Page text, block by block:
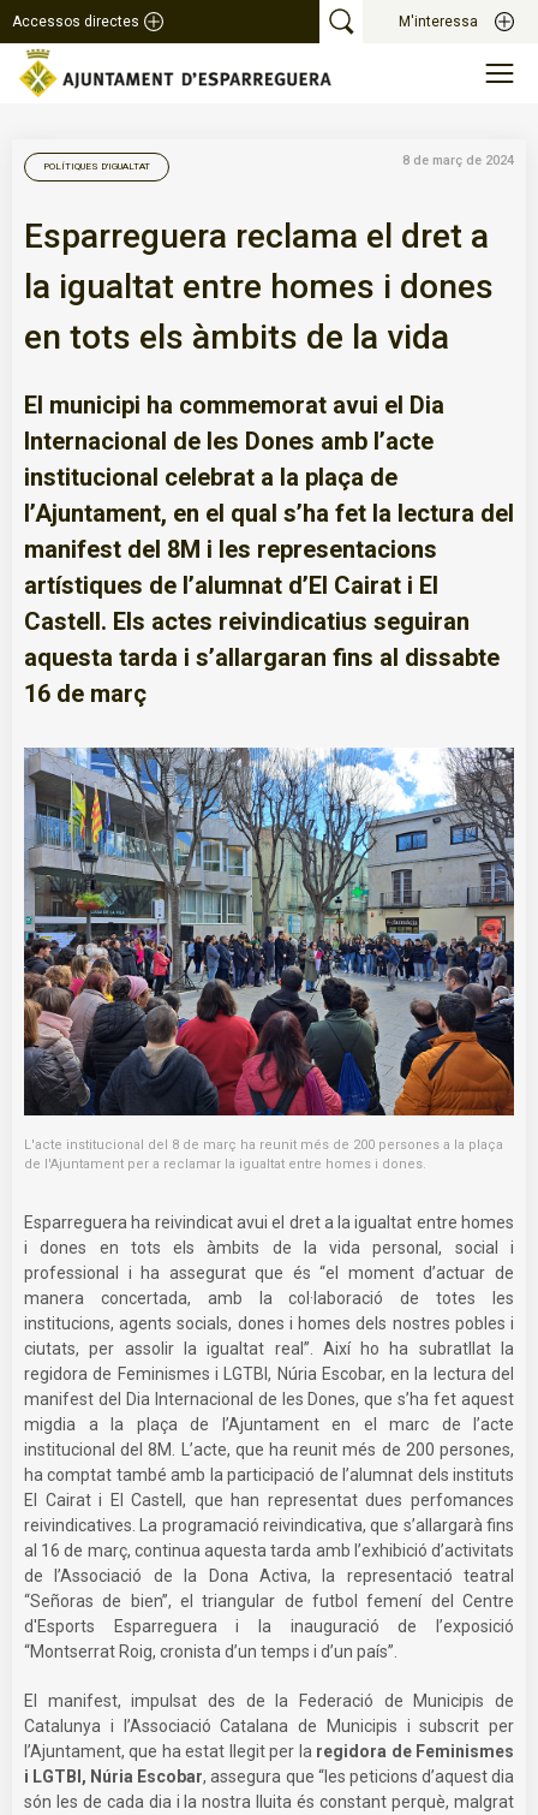
Accessos directes M'interessa
POLÍTIQUES D'IGUALTAT 8 de març de 2024
Esparreguera reclama el dret a
la igualtat entre homes i dones
en tots els àmbits de la vida
El municipi ha commemorat avui el Dia
Internacional de les Dones amb l’acte
institucional celebrat a la plaça de
l’Ajuntament, en el qual s’ha fet la lectura del
manifest del 8M i les representacions
artístiques de l’alumnat d’El Cairat i El
Castell. Els actes reivindicatius seguiran
aquesta tarda i s’allargaran fins al dissabte
16 de març
L'acte institucional del 8 de març ha reunit més de 200 persones a la plaça
de l'Ajuntament per a reclamar la igualtat entre homes i dones.
Esparreguera ha reivindicat avui el dret a la igualtat entre homes
i dones en tots els àmbits de la vida personal, social i
professional i ha assegurat que és “el moment d’actuar de
manera concertada, amb la col·laboració de totes les
institucions, agents socials, dones i homes dels nostres pobles i
ciutats, per assolir la igualtat real”. Així ho ha subratllat la
regidora de Feminismes i LGTBI, Núria Escobar, en la lectura del
manifest del Dia Internacional de les Dones, que s’ha fet aquest
migdia a la plaça de l’Ajuntament en el marc de l’acte
institucional del 8M. L’acte, que ha reunit més de 200 persones,
ha comptat també amb la participació de l’alumnat dels instituts
El Cairat i El Castell, que han representat dues perfomances
reivindicatives. La programació reivindicativa, que s’allargarà fins
al 16 de març, continua aquesta tarda amb l’exhibició d’activitats
de l’Associació de la Dona Activa, la representació teatral
“Señoras de bien”, el triangular de futbol femení del Centre
d'Esports Esparreguera i la inauguració de l’exposició
“Montserrat Roig, cronista d’un temps i d’un país”.
El manifest, impulsat des de la Federació de Municipis de
Catalunya i l’Associació Catalana de Municipis i subscrit per
l’Ajuntament, que ha estat llegit per la regidora de Feminismes
i LGTBI, Núria Escobar, assegura que “les peticions d’aquest dia
són les de cada dia i la nostra lluita és constant perquè, malgrat